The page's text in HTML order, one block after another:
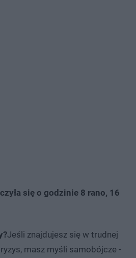
się o godzinie 8 rano, 16
Jeśli znajdujesz się w trudnej
masz myśli samobójcze -